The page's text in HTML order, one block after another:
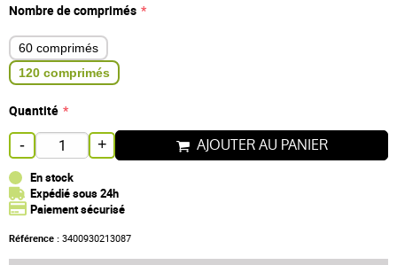
Nombre de comprimés
60 comprimés
120 comprimés
Quantité
- + AJOUTER AU PANIER
En stock
Expédié sous 24h
Paiement sécurisé
Référence : 3400930213087